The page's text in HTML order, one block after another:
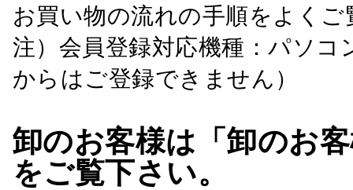
お買い物の流れの手順をよくご
注）会員登録対応機種：パソ
からはご登録できません）
卸のお客様は「卸のお
をご覧下さい。